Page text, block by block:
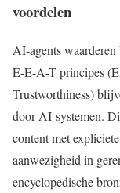
voordelen
AI-agents
E-E-A-T principes
Trustworthiness)
door AI-systemen.
content met
aanwezigheid in
encyclopedische